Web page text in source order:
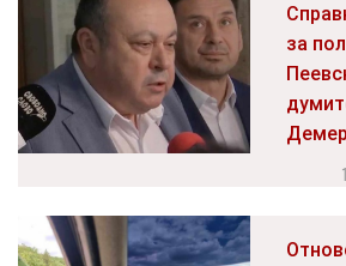
за